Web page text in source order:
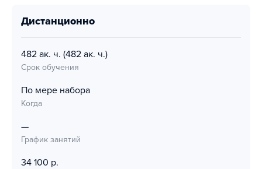
дистанционно
482 ак. ч. (482 ак. ч.)
Срок обучения
По мере набора
Когда
—
График занятий
34 100 р.